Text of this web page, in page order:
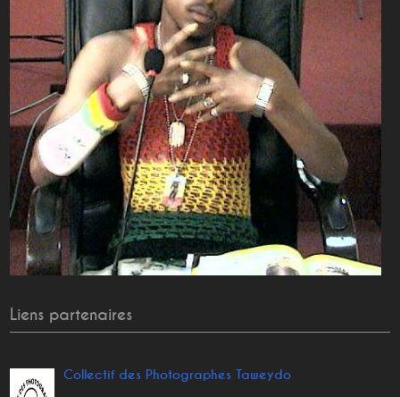
Liens partenaires
Collectif des Photographes Taweydo